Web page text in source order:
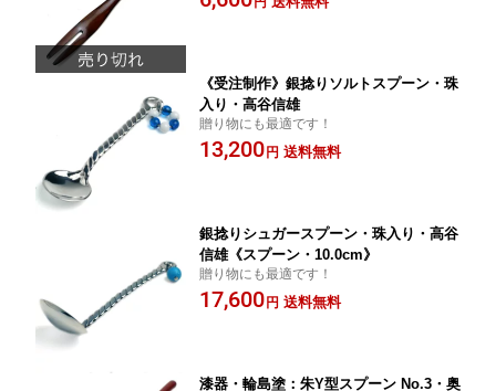
《受注制作》銀捻りソルトスプーン・珠
入り・高谷信雄
贈り物にも最適です！
13,200 円 送料無料
銀捻りシュガースプーン・珠入り・高谷
信雄《スプーン・10.0cm》
贈り物にも最適です！
17,600 円 送料無料
漆器・輪島塗：朱Y型スプーン No.3・奥